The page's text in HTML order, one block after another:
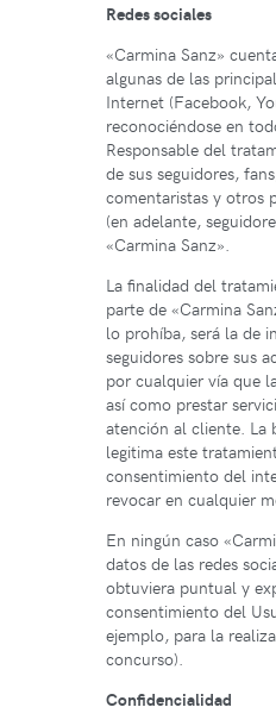
Redes sociales
«Carmina Sanz»
algunas de las
Internet (Facebook,
reconociéndose en
Responsable del
de sus seguidores,
comentaristas y otros
(en adelante,
«Carmina Sanz».
La finalidad del
parte de «Carmina
lo prohíba, será la de
seguidores sobre sus
por cualquier vía que
así como prestar
atención al cliente. La
legitima este
consentimiento del
revocar en cualquier
En ningún caso
datos de las redes
obtuviera puntual y
consentimiento del
ejemplo, para la
concurso).
Confidencialidad